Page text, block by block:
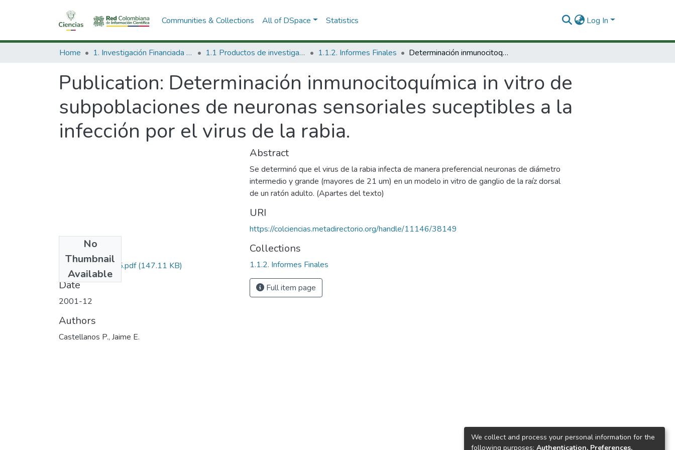
Communities & Collections All of DSpace Statistics Log In
Home 1. Investigación Financiada con Recursos Públicos 1.1 Productos de investigación 1.1.2. Informes Finales Determinación inmunocitoquímica in vitro de subpoblaciones de neuronas sensoriales suceptibles a la infección por el virus de la rabia.
Publication: Determinación inmunocitoquímica in vitro de
subpoblaciones de neuronas sensoriales suceptibles a la
infección por el virus de la rabia.
No
Thumbnail
Available
21040510855.pdf(147.11 KB)
Date
2001-12
Authors
Castellanos P., Jaime E.
Abstract
Se determinó que el virus de la rabia infecta de manera preferencial neuronas de diámetro
intermedio y grande (mayores de 21 um) en un modelo in vitro de ganglio de la raíz dorsal
de un ratón adulto. (Apartes del texto)
URI
https://colciencias.metadirectorio.org/handle/11146/38149
Collections
1.1.2. Informes Finales
Full item page
We collect and process your personal information for the
following purposes: Authentication, Preferences,